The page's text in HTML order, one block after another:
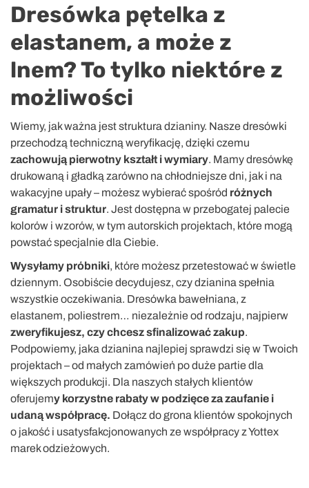
Dresówka pętelka z
elastanem, a może z
lnem? To tylko niektóre z
możliwości
Wiemy, jak ważna jest struktura dzianiny. Nasze dresówki
przechodzą techniczną weryfikację, dzięki czemu
zachowują pierwotny kształt i wymiary. Mamy dresówkę
drukowaną i gładką zarówno na chłodniejsze dni, jak i na
wakacyjne upały – możesz wybierać spośród różnych
gramatur i struktur. Jest dostępna w przebogatej palecie
kolorów i wzorów, w tym autorskich projektach, które mogą
powstać specjalnie dla Ciebie.
Wysyłamy próbniki, które możesz przetestować w świetle
dziennym. Osobiście decydujesz, czy dzianina spełnia
wszystkie oczekiwania. Dresówka bawełniana, z
elastanem, poliestrem… niezależnie od rodzaju, najpierw
zweryfikujesz, czy chcesz sfinalizować zakup.
Podpowiemy, jaka dzianina najlepiej sprawdzi się w Twoich
projektach – od małych zamówień po duże partie dla
większych produkcji. Dla naszych stałych klientów
oferujemy korzystne rabaty w podzięce za zaufanie i
udaną współpracę. Dołącz do grona klientów spokojnych
o jakość i usatysfakcjonowanych ze współpracy z Yottex
marek odzieżowych.